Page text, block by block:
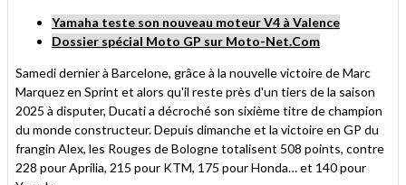
Yamaha teste son nouveau moteur V4 à Valence
Dossier spécial Moto GP sur Moto-Net.Com
Samedi dernier à Barcelone, grâce à la nouvelle victoire de Marc
Marquez en Sprint et alors qu'il reste près d'un tiers de la saison
2025 à disputer, Ducati a décroché son sixième titre de champion
du monde constructeur. Depuis dimanche et la victoire en GP du
frangin Alex, les Rouges de Bologne totalisent 508 points, contre
228 pour Aprilia, 215 pour KTM, 175 pour Honda… et 140 pour